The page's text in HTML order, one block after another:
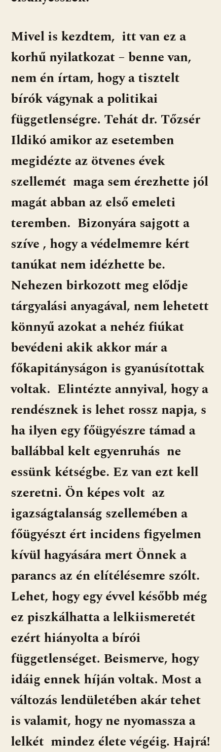
Mivel is kezdtem, itt van ez a
korhű nyilatkozat – benne van,
nem én írtam, hogy a tisztelt
bírók vágynak a politikai
függetlenségre. Tehát dr. Tőzsér
Ildikó amikor az esetemben
megidézte az ötvenes évek
szellemét maga sem érezhette jól
magát abban az első emeleti
teremben. Bizonyára sajgott a
szíve , hogy a védelmemre kért
tanúkat nem idézhette be.
Nehezen birkozott meg elődje
tárgyalási anyagával, nem lehetett
könnyű azokat a nehéz fiúkat
bevédeni akik akkor már a
főkapitányságon is gyanúsítottak
voltak. Elintézte annyival, hogy a
rendésznek is lehet rossz napja, s
ha ilyen egy főügyészre támad a
ballábbal kelt egyenruhás ne
essünk kétségbe. Ez van ezt kell
szeretni. Ön képes volt az
igazságtalanság szellemében a
főügyészt ért incidens figyelmen
kívül hagyására mert Önnek a
parancs az én elítélésemre szólt.
Lehet, hogy egy évvel később még
ez piszkálhatta a lelkiismeretét
ezért hiányolta a bírói
függetlenséget. Beismerve, hogy
idáig ennek híján voltak. Most a
változás lendületében akár tehet
is valamit, hogy ne nyomassza a
lelkét mindez élete végéig. Hajrá!